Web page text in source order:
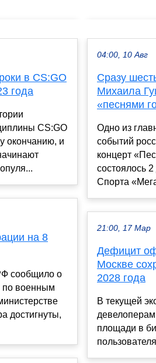
в CS:GO
года
CS:GO
окончанию, и
на 8
сообщило о
по военным
достигнуты,
04:00, 10 Авг
Сразу
Михаила
«песнями
Одно из
событий
концерт
состоялось
Cпорта
21:00, 17 Мар
Дефицит
Москве
2028 года
В текущей
площади в